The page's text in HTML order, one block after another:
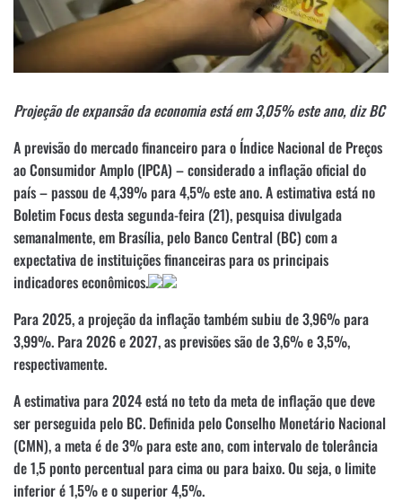
Projeção de expansão da economia está em 3,05% este ano, diz BC
A previsão do mercado financeiro para o Índice Nacional de Preços
ao Consumidor Amplo (IPCA) – considerado a inflação oficial do
país – passou de 4,39% para 4,5% este ano. A estimativa está no
Boletim Focus desta segunda-feira (21), pesquisa divulgada
semanalmente, em Brasília, pelo Banco Central (BC) com a
expectativa de instituições financeiras para os principais
indicadores econômicos.
Para 2025, a projeção da inflação também subiu de 3,96% para
3,99%. Para 2026 e 2027, as previsões são de 3,6% e 3,5%,
respectivamente.
A estimativa para 2024 está no teto da meta de inflação que deve
ser perseguida pelo BC. Definida pelo Conselho Monetário Nacional
(CMN), a meta é de 3% para este ano, com intervalo de tolerância
de 1,5 ponto percentual para cima ou para baixo. Ou seja, o limite
inferior é 1,5% e o superior 4,5%.